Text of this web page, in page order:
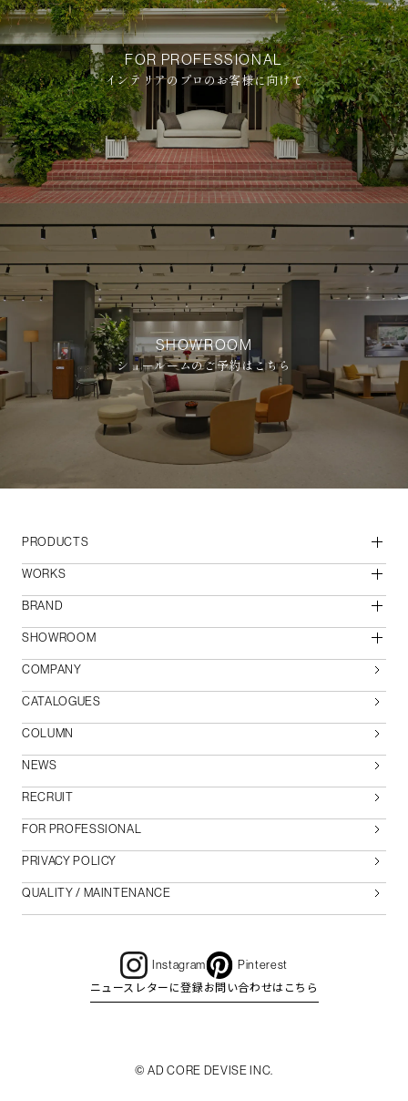
FOR PROFESSIONAL
インテリアのプロのお客様に向けて
SHOWROOM
ショールームのご予約はこちら
PRODUCTS
WORKS
BRAND
SHOWROOM
COMPANY
CATALOGUES
COLUMN
NEWS
RECRUIT
FOR PROFESSIONAL
PRIVACY POLICY
QUALITY / MAINTENANCE
Instagram Pinterest
ニュースレターに登録お問い合わせはこちら
© AD CORE DEVISE INC.